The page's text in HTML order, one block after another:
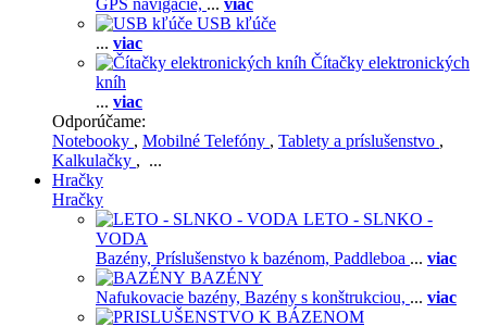
GPS navigácie, ... viac
USB kľúče
... viac
Čítačky elektronických
kníh
... viac
Odporúčame:
Notebooky , Mobilné Telefóny , Tablety a príslušenstvo ,
Kalkulačky , ...
Hračky
Hračky
LETO - SLNKO -
VODA
Bazény, Príslušenstvo k bazénom, Paddleboa ... viac
BAZÉNY
Nafukovacie bazény, Bazény s konštrukciou, ... viac